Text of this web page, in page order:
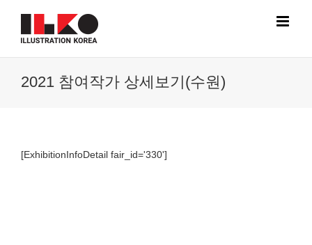
content
2021 참여작가 상세보기(수원)
[ExhibitionInfoDetail fair_id='330']